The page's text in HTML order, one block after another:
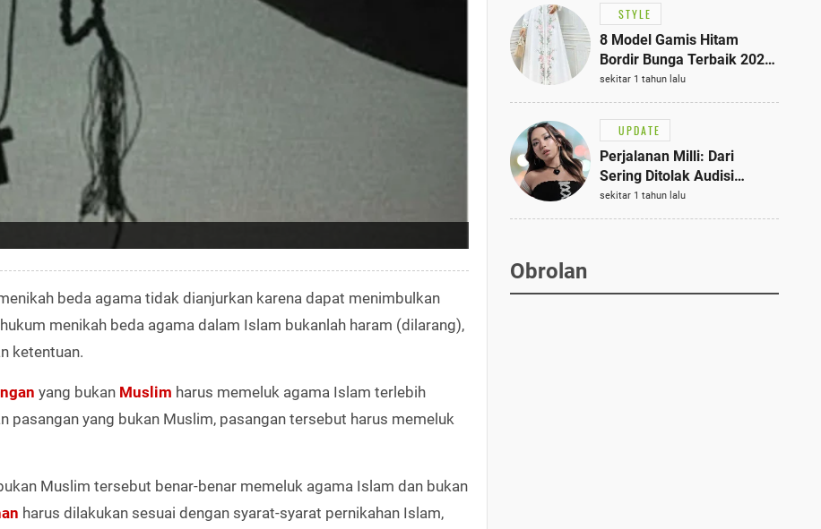
beda agama tidak dianjurkan karena dapat menimbulkan
menikah beda agama dalam Islam bukanlah haram (dilarang),
ketentuan.
yang bukan Muslim harus memeluk agama Islam terlebih
pasangan yang bukan Muslim, pasangan tersebut harus memeluk
Muslim tersebut benar-benar memeluk agama Islam dan bukan
harus dilakukan sesuai dengan syarat-syarat pernikahan Islam,
STYLE
8 Model Gamis Hitam
Bordir Bunga Terbaik 2025,
Stylish untuk Hangout
hingga Acara Semi-Formal
sekitar 1 tahun lalu
UPDATE
Perjalanan Milli: Dari
Sering Ditolak Audisi
hingga Menjadi Rapper Top
10 Thailand
sekitar 1 tahun lalu
Obrolan